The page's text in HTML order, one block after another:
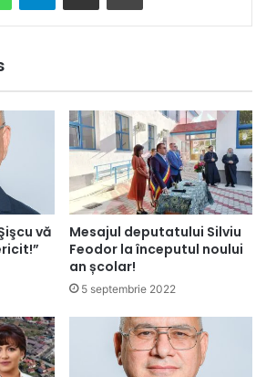
vă
Mesajul deputatului Silviu
Feodor la începutul noului
an școlar!
5 septembrie 2022